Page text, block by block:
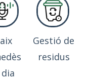
Gestió de
residus